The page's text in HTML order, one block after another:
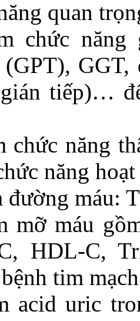
quan
chức
tiếp)…
chức năng
năng
đường máu:
mỡ máu
HDL-C,
tim
acid uric